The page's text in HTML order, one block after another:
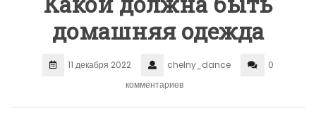
домашняя одежда
11 декабря 2022 chelny_dance
0
комментариев